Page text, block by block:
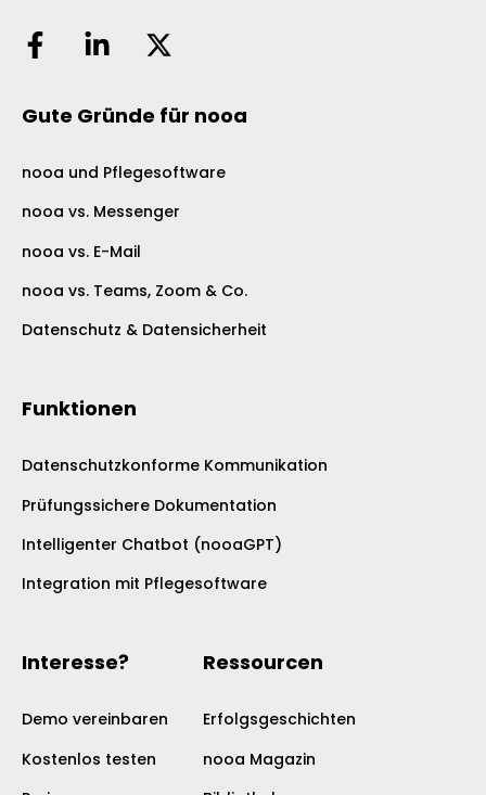
Gute Gründe für nooa
nooa und Pflegesoftware
nooa vs. Messenger
nooa vs. E-Mail
nooa vs. Teams, Zoom & Co.
Datenschutz & Datensicherheit
Funktionen
Datenschutzkonforme Kommunikation
Prüfungssichere Dokumentation
Intelligenter Chatbot (nooaGPT)
Integration mit Pflegesoftware
Interesse?
Demo vereinbaren
Kostenlos testen
Ressourcen
Erfolgsgeschichten
nooa Magazin